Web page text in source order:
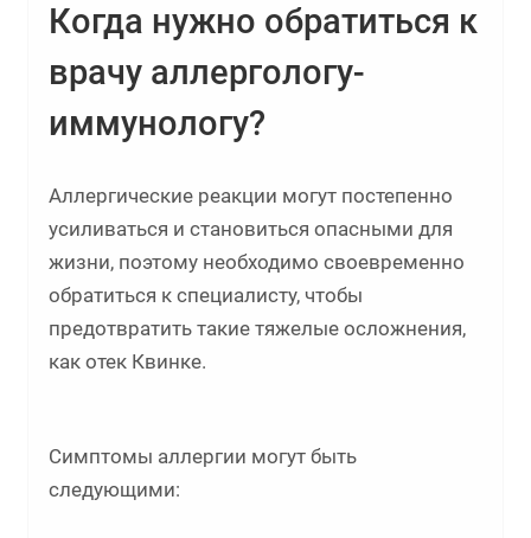
Когда нужно обратиться к
врачу аллергологу-
иммунологу?
Аллергические реакции могут постепенно
усиливаться и становиться опасными для
жизни, поэтому необходимо своевременно
обратиться к специалисту, чтобы
предотвратить такие тяжелые осложнения,
как отек Квинке.
Симптомы аллергии могут быть
следующими: